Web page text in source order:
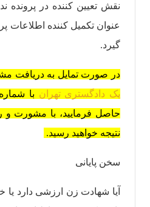
نقش تعیین کننده در پرونده
عنوان تکمیل کننده اطلاعات
گیرد.
در صورت تمایل به دریافت
یک دادگستری تهران
حاصل فرمایید، با مشورت و
نتیجه خواهید رسید.
سخن پایانی
آیا شهادت زن ارزشی دارد یا